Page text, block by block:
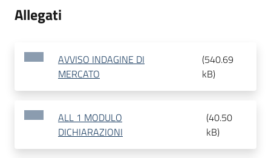
Allegati
AVVISO INDAGINE DI
MERCATO
(540.69
kB)
ALL 1 MODULO
DICHIARAZIONI
(40.50
kB)